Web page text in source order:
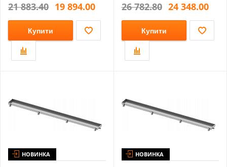
21 883.40 19 894.00
Купити
26 782.80 24 348.00
Купити
НОВИНКА НОВИНКА